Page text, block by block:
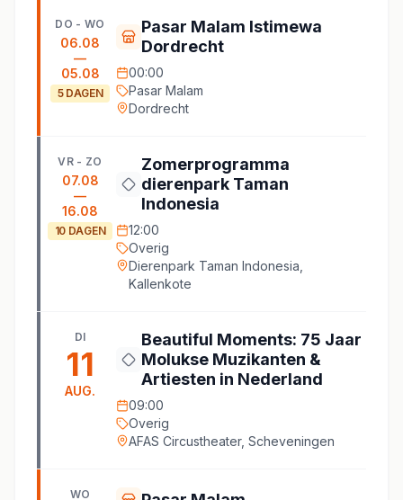
DO - WO
06.08
—
05.08
5DAGEN
Pasar Malam Istimewa
Dordrecht
00:00
Pasar Malam
Dordrecht
VR - ZO
07.08
—
16.08
10 DAGEN
Zomerprogramma
dierenpark Taman
Indonesia
12:00
Overig
Dierenpark Taman Indonesia,
Kallenkote
DI
11
AUG.
Beautiful Moments: 75 Jaar
Molukse Muzikanten &
Artiesten in Nederland
09:00
Overig
AFAS Circustheater, Scheveningen
WO